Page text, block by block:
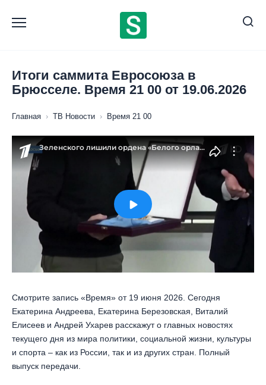
содержанию
Итоги саммита Евросоюза в
Брюсселе. Время 21 00 от 19.06.2026
Главная › ТВ Новости › Время 21 00
Смотрите запись «Время» от 19 июня 2026. Сегодня
Екатерина Андреева, Екатерина Березовская, Виталий
Елисеев и Андрей Ухарев расскажут о главных новостях
текущего дня из мира политики, социальной жизни, культуры
и спорта – как из России, так и из других стран. Полный
выпуск передачи.